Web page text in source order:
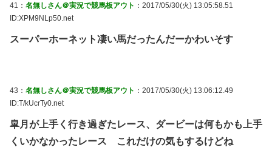
41： 名無しさん＠実況で競馬板アウト ：2017/05/30(火) 13:05:58.51
ID:XPM9NLp50.net
スーパーホーネット凄い馬だったんだーかわいそす
43： 名無しさん＠実況で競馬板アウト ：2017/05/30(火) 13:06:12.49
ID:T/kUcrTy0.net
皐月が上手く行き過ぎたレース、ダービーは何もかも上手
くいかなかったレース これだけの気もするけどね